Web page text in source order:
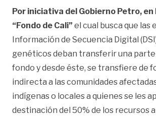
Por iniciativa del Gobierno Petro, en
“Fondo de Cali” el cual busca que las
Información de Secuencia Digital
genéticos deban transferir una parte
fondo y desde éste, se transfiere de
indirecta a las comunidades
indígenas o locales a quienes se les
destinación del 50% de los recursos